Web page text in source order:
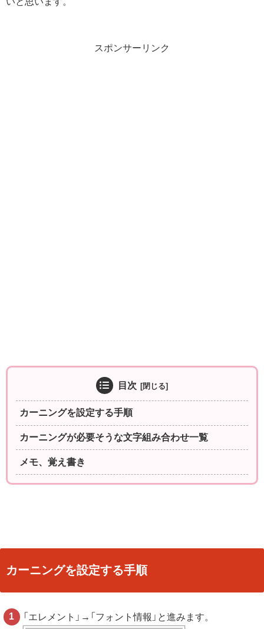
スポンサーリンク
目次
カーニングを設定する手順
カーニングが必要そうな文字組み合わせ一覧
メモ、覚え書き
カーニングを設定する手順
「エレメント」→「フォント情報」と進みます。